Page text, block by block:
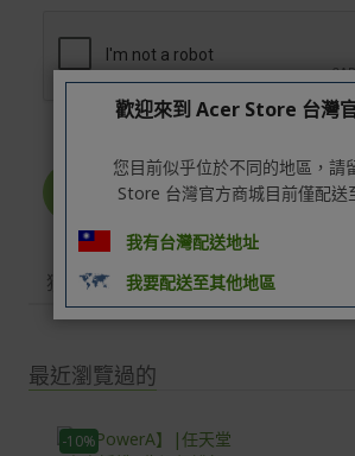
提交評論
猜你也喜歡
最近瀏覽過的
-10%
歡迎來到 Acer Store 台灣
您目前似乎位於不同的地區，請
Store 台灣官方商城目前僅配送
我有台灣配送地址
我要配送至其他地區